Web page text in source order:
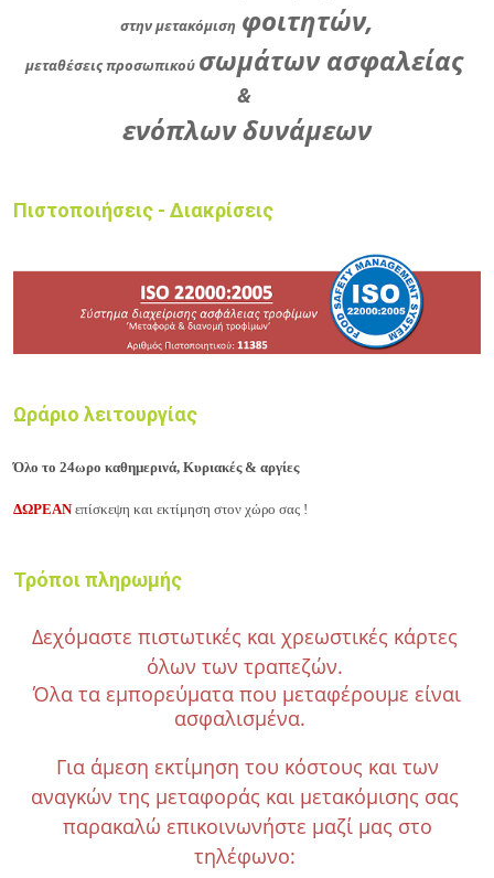
στην μετακόμιση φοιτητών,
μεταθέσεις προσωπικού σωμάτων ασφαλείας
&
ενόπλων δυνάμεων
Πιστοποιήσεις - Διακρίσεις
Ωράριο λειτουργίας
Όλο το 24ωρο καθημερινά, Κυριακές & αργίες
ΔΩΡΕΑΝεπίσκεψη και εκτίμηση στον χώρο σας !
Τρόποι πληρωμής
Δεχόμαστε πιστωτικές και χρεωστικές κάρτες
όλων των τραπεζών.
Όλα τα εμπορεύματα που μεταφέρουμε είναι
ασφαλισμένα.
Για άμεση εκτίμηση του κόστους και των
αναγκών της μεταφοράς και μετακόμισης σας
παρακαλώ επικοινωνήστε μαζί μας στο
τηλέφωνο: